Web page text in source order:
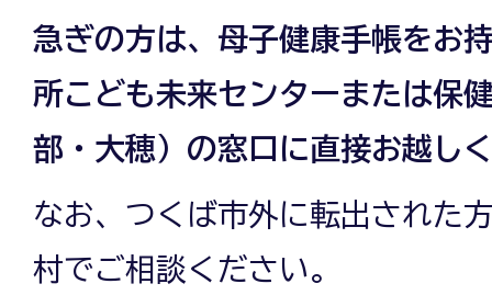
急ぎの方は、母子健康手帳をお
所こども未来センターまたは保
部・大穂）の窓口に直接お越し
なお、つくば市外に転出された
村でご相談ください。